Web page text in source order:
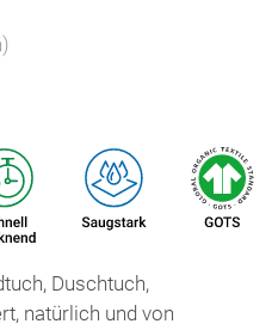
)
Duschtuch,
natürlich und von